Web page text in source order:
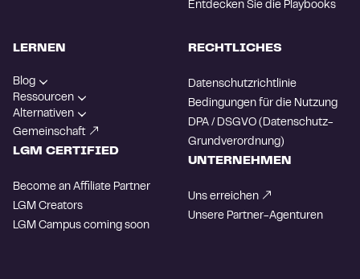
Entdecken Sie die Playbooks
LERNEN
Blog
Ressourcen
Alternativen
Gemeinschaft
LGM CERTIFIED
Become an Affiliate Partner
LGM Creators
LGM Campus coming soon
RECHTLICHES
Datenschutzrichtlinie
Bedingungen für die Nutzung
DPA / DSGVO (Datenschutz-
Grundverordnung)
UNTERNEHMEN
Uns erreichen
Unsere Partner-Agenturen